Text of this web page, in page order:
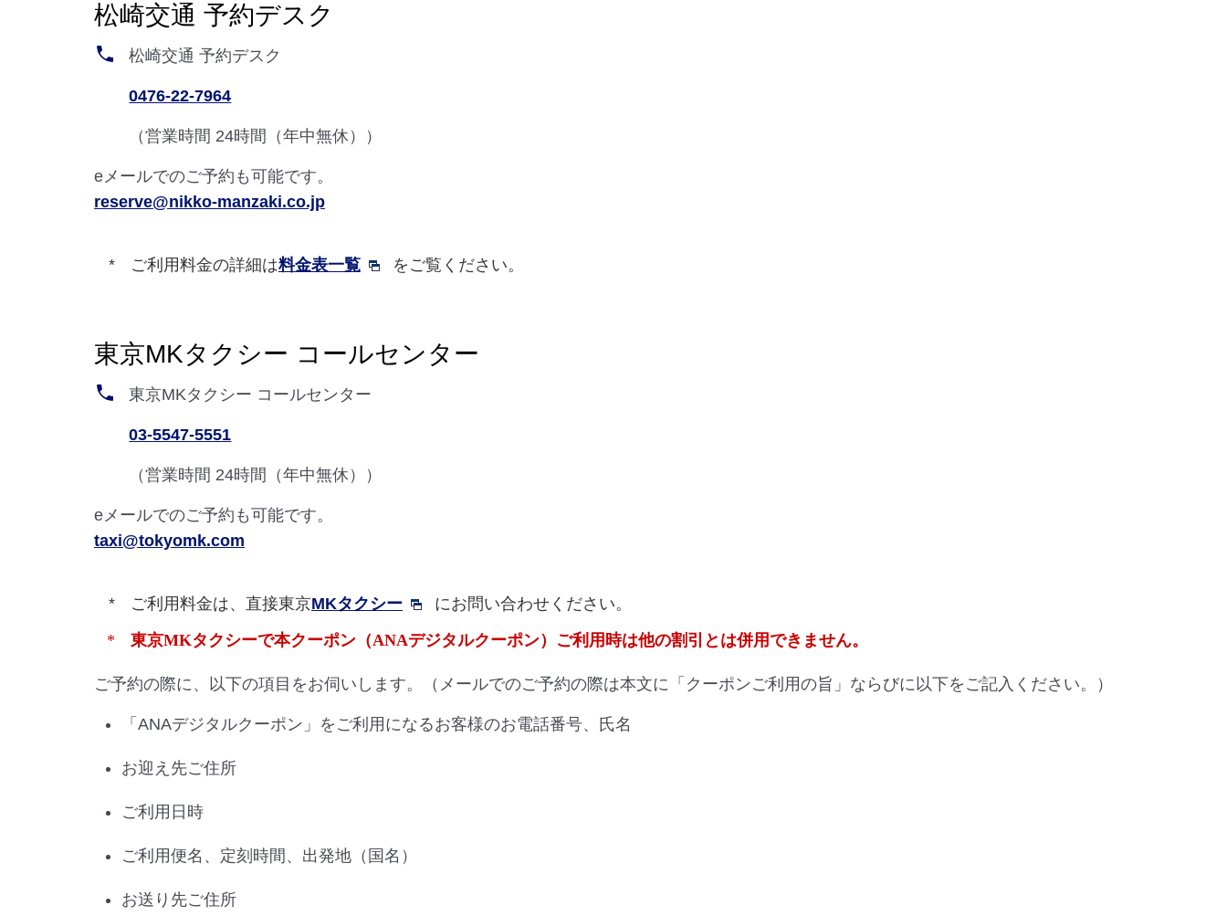
松崎交通 予約デスク
松崎交通 予約デスク
0476-22-7964
（営業時間 24時間（年中無休））
eメールでのご予約も可能です。
reserve@nikko-manzaki.co.jp
ご利用料金の詳細は料金表一覧 をご覧ください。
東京MKタクシー コールセンター
東京MKタクシー コールセンター
03-5547-5551
（営業時間 24時間（年中無休））
eメールでのご予約も可能です。
taxi@tokyomk.com
ご利用料金は、直接東京MKタクシー
にお問い合わせください。
東京MKタクシーで本クーポン（ANAデジタルクーポン）ご利用時は他の割引とは併用できません。
ご予約の際に、以下の項目をお伺いします。（メールでのご予約の際は本文に「クーポンご利用の旨」ならびに以下をご記入ください。）
「ANAデジタルクーポン」をご利用になるお客様のお電話番号、氏名
お迎え先ご住所
ご利用日時
ご利用便名、定刻時間、出発地（国名）
お送り先ご住所